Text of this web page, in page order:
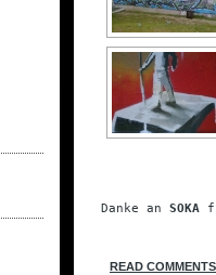
Danke an SOKA
READ